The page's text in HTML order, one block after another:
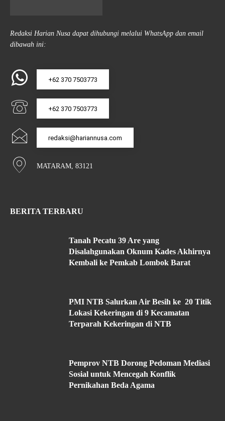
Redaksi Harian Nusa dapat dihubungi melalui WhatsApp dan email
dibawah ini:
+62 370 7503773
+62 370 7503773
redaksi@hariannusa.com
MATARAM, 83121
BERITA TERBARU
Tanah Pecatu 39 Are yang
Disalahgunakan Oknum Kades Akhirnya
Kembali ke Pemkab Lombok Barat
PMI NTB Salurkan Air Besih ke 20 Titik
Lokasi Kekeringan di 9 Kecamatan
Terparah Kekeringan di NTB
Pemprov NTB Dorong Pedoman Mediasi
Sosial untuk Mencegah Konflik
Pernikahan Beda Agama